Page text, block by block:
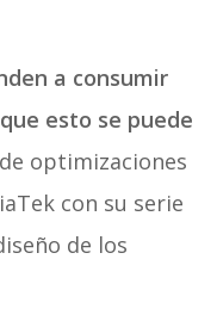
a consumir
esto se puede
optimizaciones
con su serie
de los